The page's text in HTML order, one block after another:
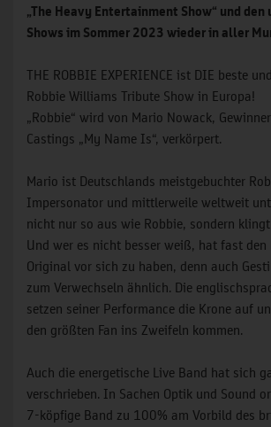
„The Heavy Entertainment Show“ und
Shows im Sommer 2023 wieder in aller
THE ROBBIE EXPERIENCE ist DIE beste
Robbie Williams Tribute Show in Europa!
„Robbie“ wird von Mario Nowack,
Castings „My Name Is“, verkörpert.
Mario ist Deutschlands meistgebuchter
Impersonator und mittlerweile weltweit
nicht nur so aus wie Robbie, sondern
Und wer es nicht besser weiß, hat fast den
Original vor sich zu haben, denn auch
zum Verwechseln ähnlich. Die
setzen seiner Performance die Krone auf
den größten Fan ins Zweifeln kommen.
Auch die energetische Live Band hat sich
verschrieben. In Sachen Optik und Sound
7-köpfige Band zu 100% am Vorbild des